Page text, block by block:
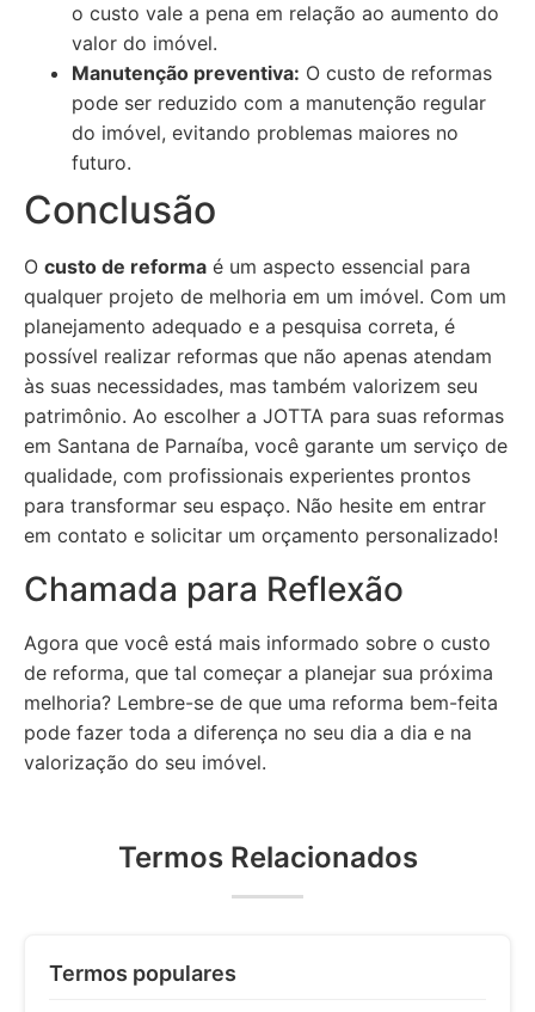
o custo vale a pena em relação ao aumento do
valor do imóvel.
Manutenção preventiva: O custo de reformas
pode ser reduzido com a manutenção regular
do imóvel, evitando problemas maiores no
futuro.
Conclusão
O custo de reforma é um aspecto essencial para
qualquer projeto de melhoria em um imóvel. Com um
planejamento adequado e a pesquisa correta, é
possível realizar reformas que não apenas atendam
às suas necessidades, mas também valorizem seu
patrimônio. Ao escolher a JOTTA para suas reformas
em Santana de Parnaíba, você garante um serviço de
qualidade, com profissionais experientes prontos
para transformar seu espaço. Não hesite em entrar
em contato e solicitar um orçamento personalizado!
Chamada para Reflexão
Agora que você está mais informado sobre o custo
de reforma, que tal começar a planejar sua próxima
melhoria? Lembre-se de que uma reforma bem-feita
pode fazer toda a diferença no seu dia a dia e na
valorização do seu imóvel.
Termos Relacionados
Termos populares